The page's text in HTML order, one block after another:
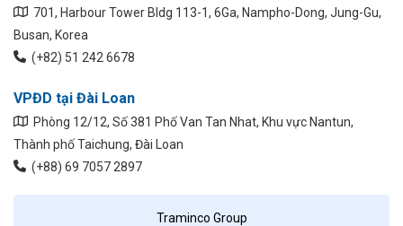
701, Harbour Tower Bldg 113-1, 6Ga, Nampho-Dong, Jung-Gu,
Busan, Korea
(+82) 51 242 6678
VPĐD tại Đài Loan
Phòng 12/12, Số 381 Phố Van Tan Nhat, Khu vực Nantun,
Thành phố Taichung, Đài Loan
(+88) 69 7057 2897
Traminco Group